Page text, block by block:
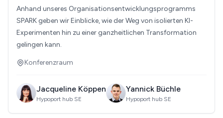
Anhand unseres Organisationsentwicklungsprogramms
SPARK geben wir Einblicke, wie der Weg von isolierten KI-
Experimenten hin zu einer ganzheitlichen Transformation
gelingen kann.
Konferenzraum
Jacqueline Köppen
Hypoport hub SE
Yannick Büchle
Hypoport hub SE